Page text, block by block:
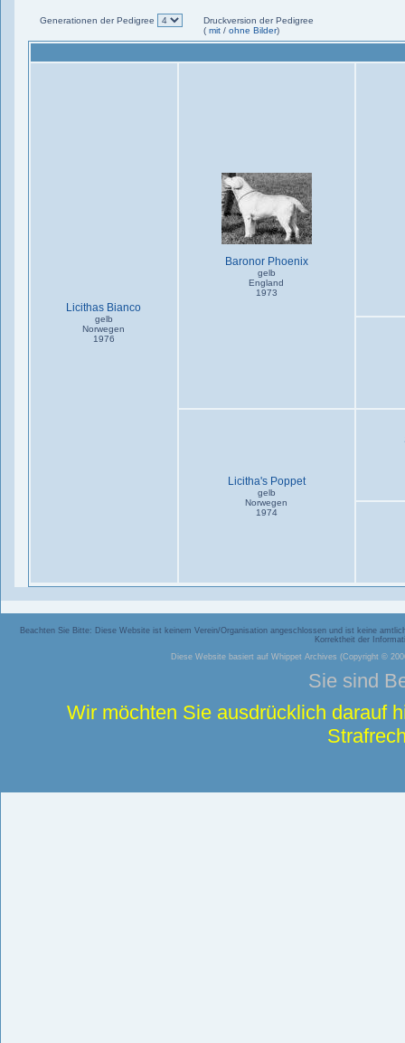
Generationen der Pedigree
Druckversion der Pedigree
( mit / ohne Bilder)
Licithas Bianco
gelb
Norwegen
1976
Baronor Phoenix
gelb
England
1973
Licitha's Poppet
gelb
Norwegen
1974
Beachten Sie Bitte: Diese Website ist keinem Verein/Organisation angeschlossen und ist keine
Korrektheit der
Diese Website basiert auf Whippet Archives (Copyright ©
Sie sind
Wir möchten Sie ausdrücklich darauf